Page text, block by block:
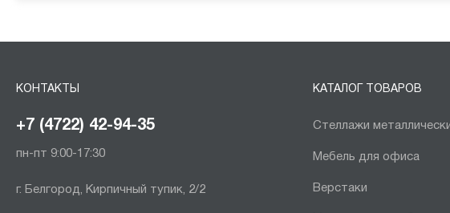
КОНТАКТЫ
+7 (4722) 42-94-35
пн-пт 9:00-17:30
г. Белгород, Кирпичный тупик, 2/2
КАТАЛОГ ТОВАРОВ
Стеллажи
Мебель для офиса
Верстаки